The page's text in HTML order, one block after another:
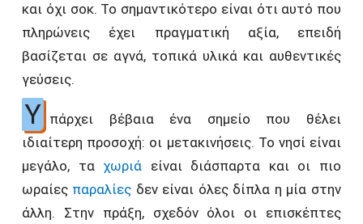
και όχι σοκ. Το σημαντικότερο είναι ότι αυτό που
πληρώνεις έχει πραγματική αξία, επειδή
βασίζεται σε αγνά, τοπικά υλικά και αυθεντικές
γεύσεις.
Υ πάρχει βέβαια ένα σημείο που θέλει
ιδιαίτερη προσοχή: οι μετακινήσεις. Το νησί είναι
μεγάλο, τα χωριά είναι διάσπαρτα και οι πιο
ωραίες παραλίες δεν είναι όλες δίπλα η μία στην
άλλη. Στην πράξη, σχεδόν όλοι οι επισκέπτες